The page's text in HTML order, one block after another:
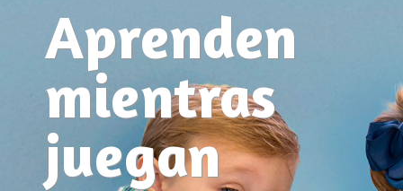
Aprenden
mientras
juegan